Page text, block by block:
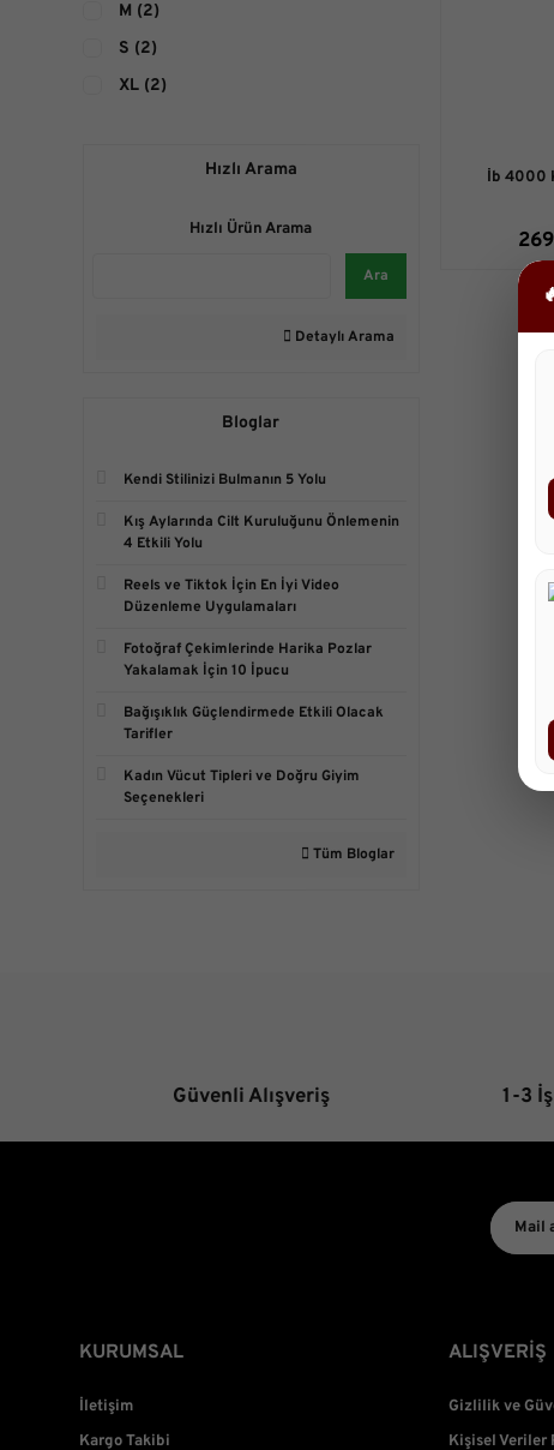
M (2)
S (2)
XL (2)
Hızlı Arama
Hızlı Ürün Arama
Ara
Detaylı Arama
Bloglar
Kendi Stilinizi Bulmanın 5 Yolu
Kış Aylarında Cilt Kuruluğunu Önlemenin
4 Etkili Yolu
Reels ve Tiktok İçin En İyi Video
Düzenleme Uygulamaları
Fotoğraf Çekimlerinde Harika Pozlar
Yakalamak İçin 10 İpucu
Bağışıklık Güçlendirmede Etkili Olacak
Tarifler
Kadın Vücut Tipleri ve Doğru Giyim
Seçenekleri
Tüm Bloglar
İb 4000
Güvenli Alışveriş 1-3
KURUMSAL
İletişim
Kargo Takibi
ALIŞVERİŞ
Gizlilik ve
Kişisel Veriler